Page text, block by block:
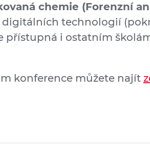
chemie (Forenzní
technologií
přístupná i ostatním
konference můžete najít